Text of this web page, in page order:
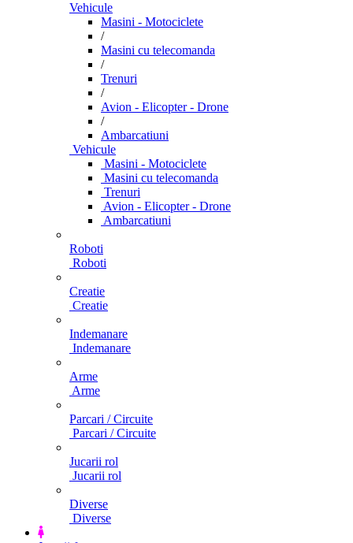
Vehicule
Masini - Motociclete
/
Masini cu telecomanda
/
Trenuri
/
Avion - Elicopter - Drone
/
Ambarcatiuni
Vehicule
Masini - Motociclete
Masini cu telecomanda
Trenuri
Avion - Elicopter - Drone
Ambarcatiuni
Roboti
Roboti
Creatie
Creatie
Indemanare
Indemanare
Arme
Arme
Parcari / Circuite
Parcari / Circuite
Jucarii rol
Jucarii rol
Diverse
Diverse